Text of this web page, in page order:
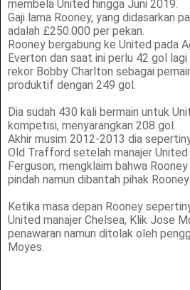
membela United hingga Juni 2019.
Gaji lama Rooney, yang didasarkan
adalah £250.000 per pekan.
Rooney bergabung ke United pada
Everton dan saat ini perlu 42 gol
rekor Bobby Charlton sebagai
produktif dengan 249 gol.
Dia sudah 430 kali bermain untuk
kompetisi, menyarangkan 208 gol.
Akhir musim 2012-2013 dia
Old Trafford setelah manajer
Ferguson, mengklaim bahwa
pindah namun dibantah pihak Rooney.
Ketika masa depan Rooney
United manajer Chelsea, Klik Jose
penawaran namun ditolak oleh
Moyes.